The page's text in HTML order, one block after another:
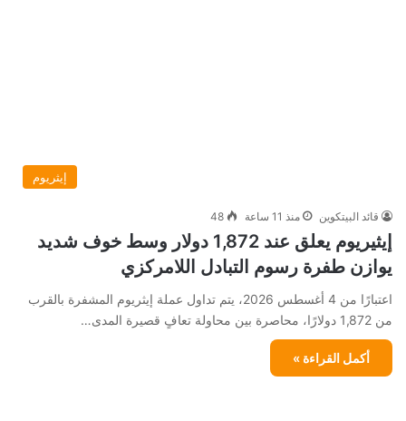
إيثريوم
قائد البيتكوين منذ 11 ساعة 48
إيثيريوم يعلق عند 1,872 دولار وسط خوف شديد
يوازن طفرة رسوم التبادل اللامركزي
اعتبارًا من 4 أغسطس 2026، يتم تداول عملة إيثريوم المشفرة بالقرب
من 1,872 دولارًا، محاصرة بين محاولة تعافٍ قصيرة المدى…
أكمل القراءة »